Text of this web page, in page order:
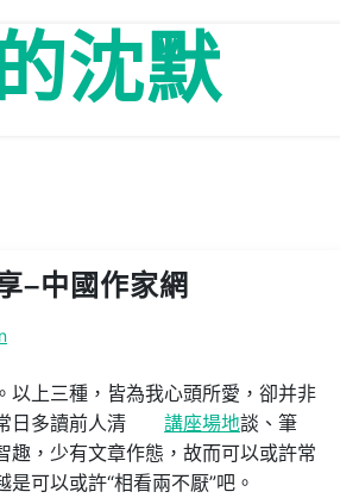
沈默
–中國作家網
以上三種，皆為我心頭所愛，卻并非
日多讀前人清
講座場地談、筆
，少有文章作態，故而可以或許常
可以或許“相看兩不厭”吧。